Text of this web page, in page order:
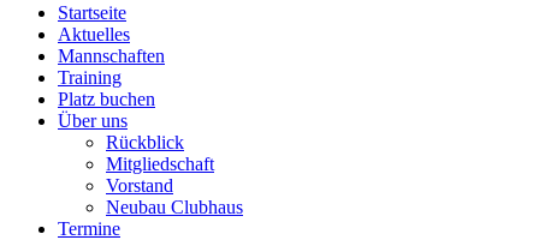
Startseite
Aktuelles
Mannschaften
Training
Platz buchen
Über uns
Rückblick
Mitgliedschaft
Vorstand
Neubau Clubhaus
Termine